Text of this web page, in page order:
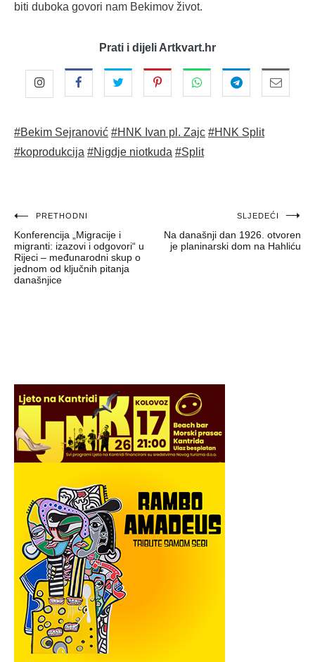
biti duboka govori nam Bekimov život.
Prati i dijeli Artkvart.hr
#Bekim Sejranović #HNK Ivan pl. Zajc #HNK Split
#koprodukcija #Nigdje niotkuda #Split
Navigacija
objava
PRETHODNI
Konferencija „Migracije i
migranti: izazovi i odgovori“ u
Rijeci – međunarodni skup o
jednom od ključnih pitanja
današnjice
SLJEDEĆI
Na današnji dan 1926. otvoren
je planinarski dom na Hahliću